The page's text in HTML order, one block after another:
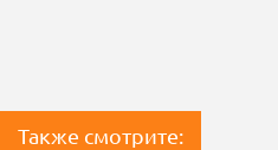
Также смотрите: